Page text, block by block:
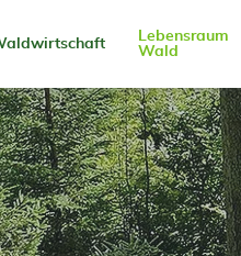
Lebensraum
Wald